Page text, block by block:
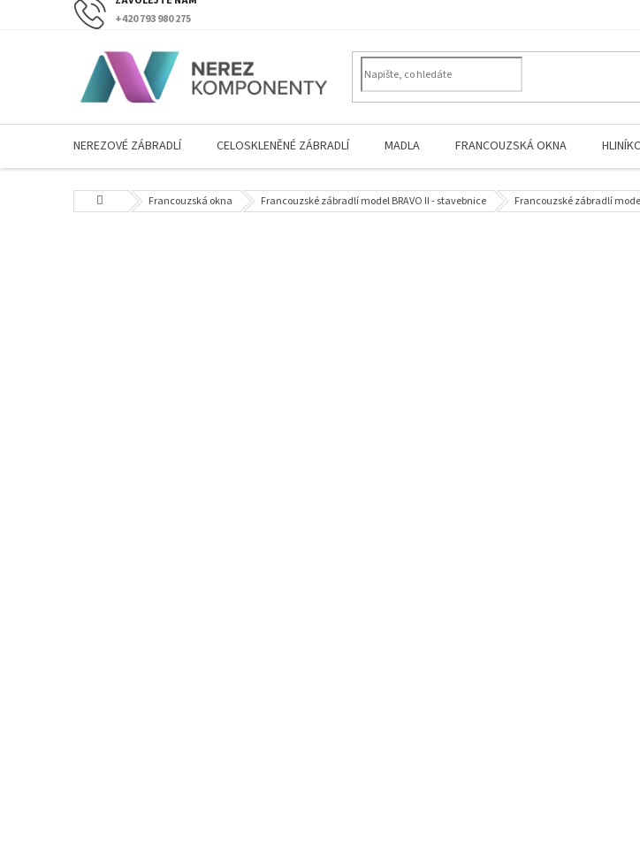
+420 793 980 275
NEREZOVÉ ZÁBRADLÍ CELOSKLENĚNÉ ZÁBRADLÍ MADLA FRANCOUZSKÁ OKNA
Domů Francouzská okna Francouzské zábradlí model BRAVO II - stavebnice Francouzské zábradlí